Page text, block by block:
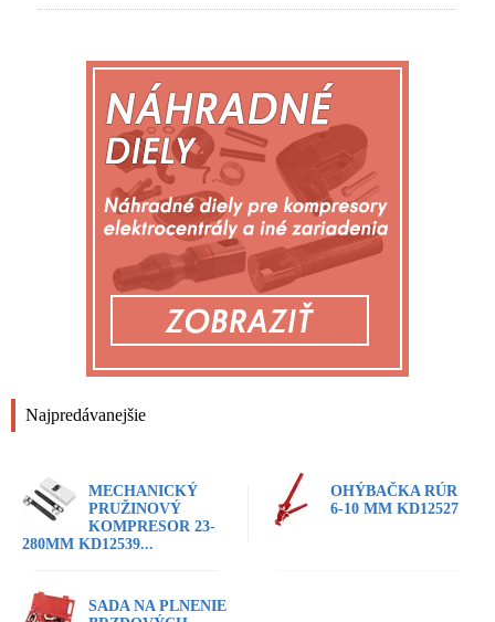
Najpredávanejšie
MECHANICKÝ
PRUŽINOVÝ
KOMPRESOR 23-
280MM KD12539...
OHÝBAČKA RÚR
6-10 MM KD12527
SADA NA PLNENIE